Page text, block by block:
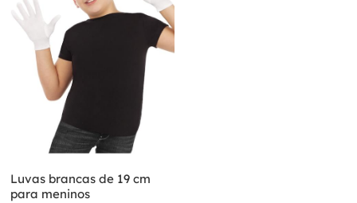
Luvas brancas de 19 cm
para meninos